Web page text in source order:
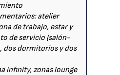
atelier
de trabajo, estar y
de servicio (salón-
dormitorios y dos
infinity, zonas lounge